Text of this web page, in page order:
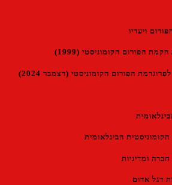
הקומוניסטי (1999)
הקומוניסטי (דצמבר 2024)
הבינלאומית